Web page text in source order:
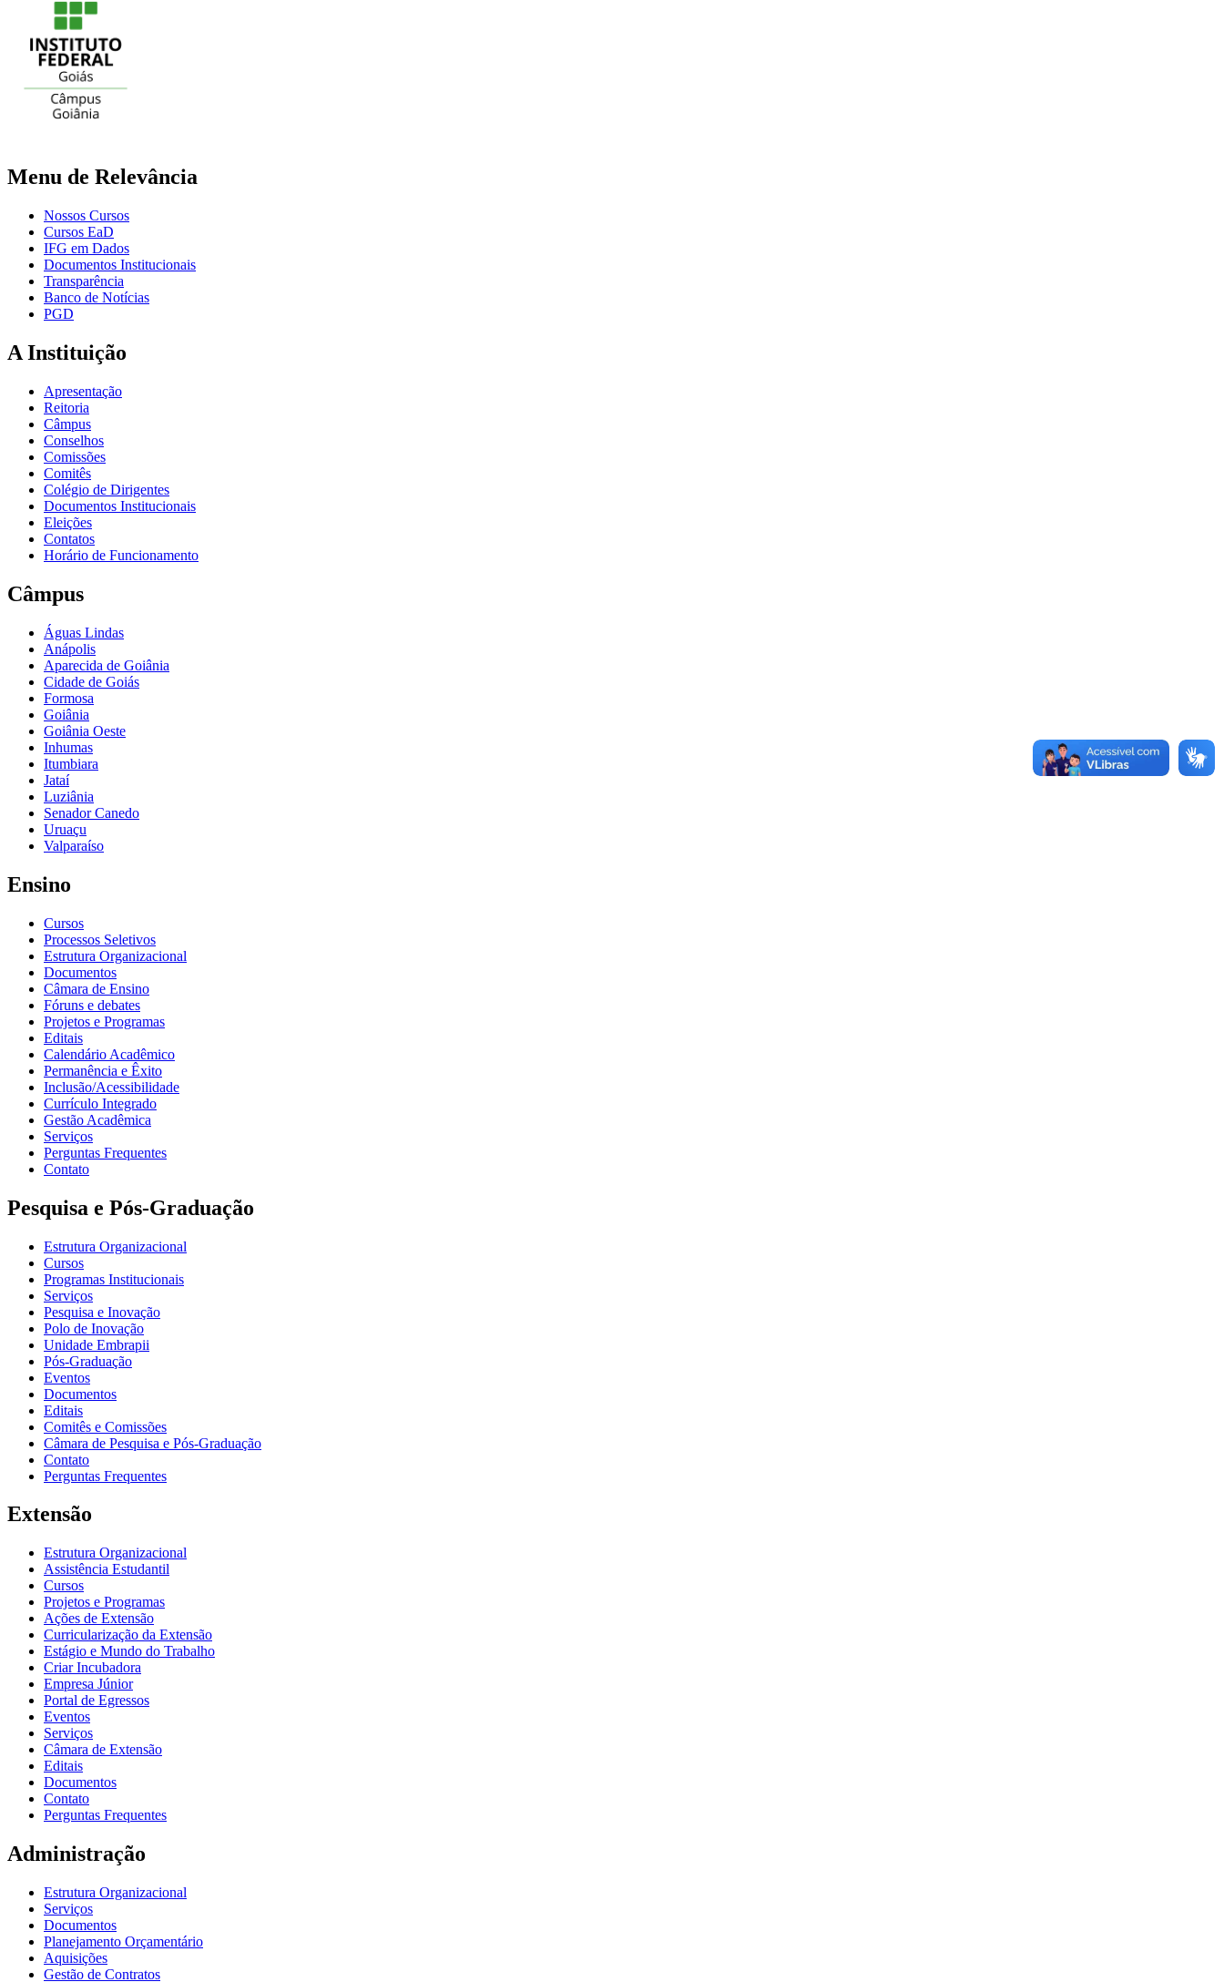
Menu de Relevância
Nossos Cursos
Cursos EaD
IFG em Dados
Documentos Institucionais
Transparência
Banco de Notícias
PGD
A Instituição
Apresentação
Reitoria
Câmpus
Conselhos
Comissões
Comitês
Colégio de Dirigentes
Documentos Institucionais
Eleições
Contatos
Horário de Funcionamento
Câmpus
Águas Lindas
Anápolis
Aparecida de Goiânia
Cidade de Goiás
Formosa
Goiânia
Goiânia Oeste
Inhumas
Itumbiara
Jataí
Luziânia
Senador Canedo
Uruaçu
Valparaíso
Ensino
Cursos
Processos Seletivos
Estrutura Organizacional
Documentos
Câmara de Ensino
Fóruns e debates
Projetos e Programas
Editais
Calendário Acadêmico
Permanência e Êxito
Inclusão/Acessibilidade
Currículo Integrado
Gestão Acadêmica
Serviços
Perguntas Frequentes
Contato
Pesquisa e Pós-Graduação
Estrutura Organizacional
Cursos
Programas Institucionais
Serviços
Pesquisa e Inovação
Polo de Inovação
Unidade Embrapii
Pós-Graduação
Eventos
Documentos
Editais
Comitês e Comissões
Câmara de Pesquisa e Pós-Graduação
Contato
Perguntas Frequentes
Extensão
Estrutura Organizacional
Assistência Estudantil
Cursos
Projetos e Programas
Ações de Extensão
Curricularização da Extensão
Estágio e Mundo do Trabalho
Criar Incubadora
Empresa Júnior
Portal de Egressos
Eventos
Serviços
Câmara de Extensão
Editais
Documentos
Contato
Perguntas Frequentes
Administração
Estrutura Organizacional
Serviços
Documentos
Planejamento Orçamentário
Aquisições
Gestão de Contratos